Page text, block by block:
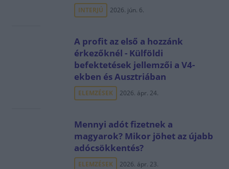
INTERJÚ 2026. jún. 6.
A profit az első a hozzánk
érkezőknél - Külföldi
befektetések jellemzői a V4-
ekben és Ausztriában
ELEMZÉSEK 2026. ápr. 24.
Mennyi adót fizetnek a
magyarok? Mikor jöhet az újabb
adócsökkentés?
ELEMZÉSEK 2026. ápr. 23.